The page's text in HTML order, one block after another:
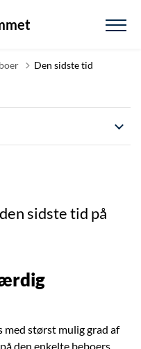
til
Den sidste tid
sidste tid på
med størst mulig grad af
den enkelte beboers